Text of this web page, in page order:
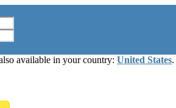
available in your country: United States